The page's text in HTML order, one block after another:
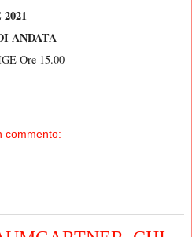
ANDATA
Ore 15.00
commento: